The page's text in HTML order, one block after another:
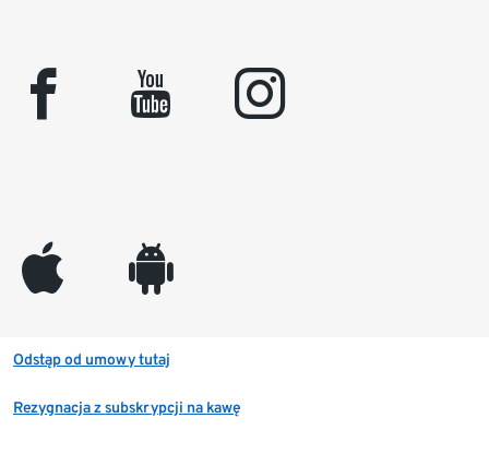
facebook youtube instagram
appleinc android
Odstąp od umowy tutaj
Rezygnacja z subskrypcji na kawę